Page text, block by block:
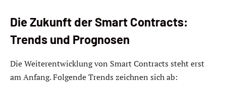
Die Zukunft der Smart Contracts:
Trends und Prognosen
Die Weiterentwicklung von Smart Contracts steht erst
am Anfang. Folgende Trends zeichnen sich ab: